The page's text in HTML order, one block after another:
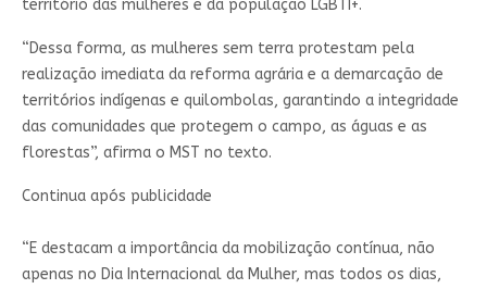
território das mulheres e da população LGBTI+.
“Dessa forma, as mulheres sem terra protestam pela
realização imediata da reforma agrária e a demarcação de
territórios indígenas e quilombolas, garantindo a integridade
das comunidades que protegem o campo, as águas e as
florestas”, afirma o MST no texto.
Continua após publicidade
“E destacam a importância da mobilização contínua, não
apenas no Dia Internacional da Mulher, mas todos os dias,